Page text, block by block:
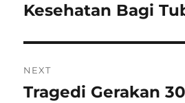
Kesehatan Bagi
NEXT
Next
Tragedi Gerakan